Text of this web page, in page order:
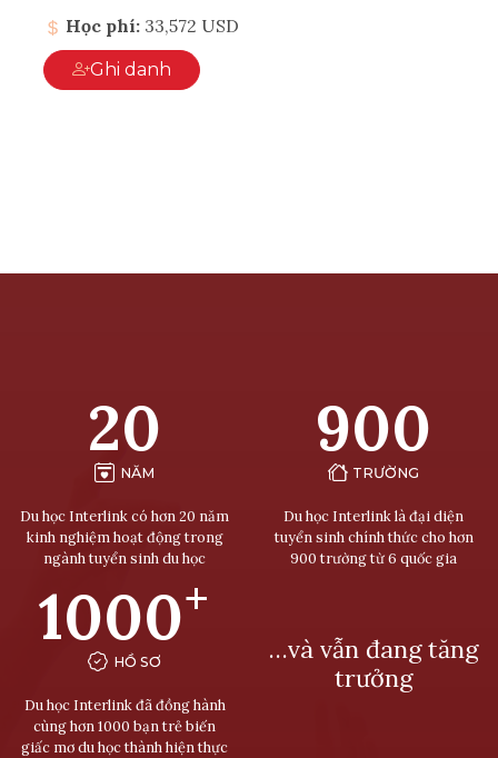
Học phí: 33,572 USD
Ghi danh
20
NĂM
Du học Interlink có hơn 20 năm
kinh nghiệm hoạt động trong
ngành tuyển sinh du học
900
TRƯỜNG
Du học Interlink là đại diện
tuyển sinh chính thức cho hơn
900 trường từ 6 quốc gia
1000+
HỒ SƠ
Du học Interlink đã đồng hành
cùng hơn 1000 bạn trẻ biến
giấc mơ du học thành hiện thực
…và vẫn đang tăng
trưởng